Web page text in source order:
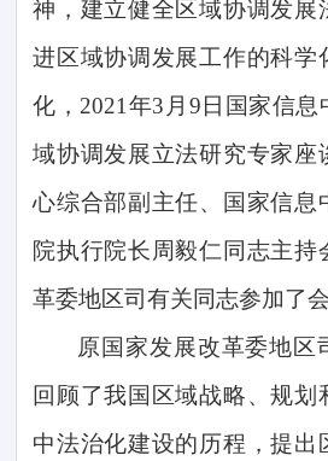
神，建立健全区域协调发展
进区域协调发展工作的科学
化， 2021 年3 月 9日国家信息
域协调发展立法研究专家座
心综合部副主任、国家信息
院执行院长周毅仁同志主持
革委地区司有关同志参加了会
原国家发展改革委地区
回顾了我国区域战略、规划
中法治化建设的历程，提出